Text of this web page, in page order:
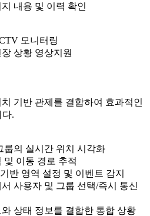
내용 및 이력 확인
모니터링
상황 영상지원
기반 관제를 결합하여 효과적인
다.
룹의 실시간 위치 시각화
및 이동 경로 추적
기반 영역 설정 및 이벤트 감지
사용자 및 그룹 선택/즉시 통신
상태 정보를 결합한 통합 상황